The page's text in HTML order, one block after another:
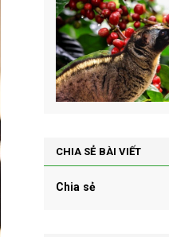
CHIA SẺ BÀI VIẾT
Chia sẻ